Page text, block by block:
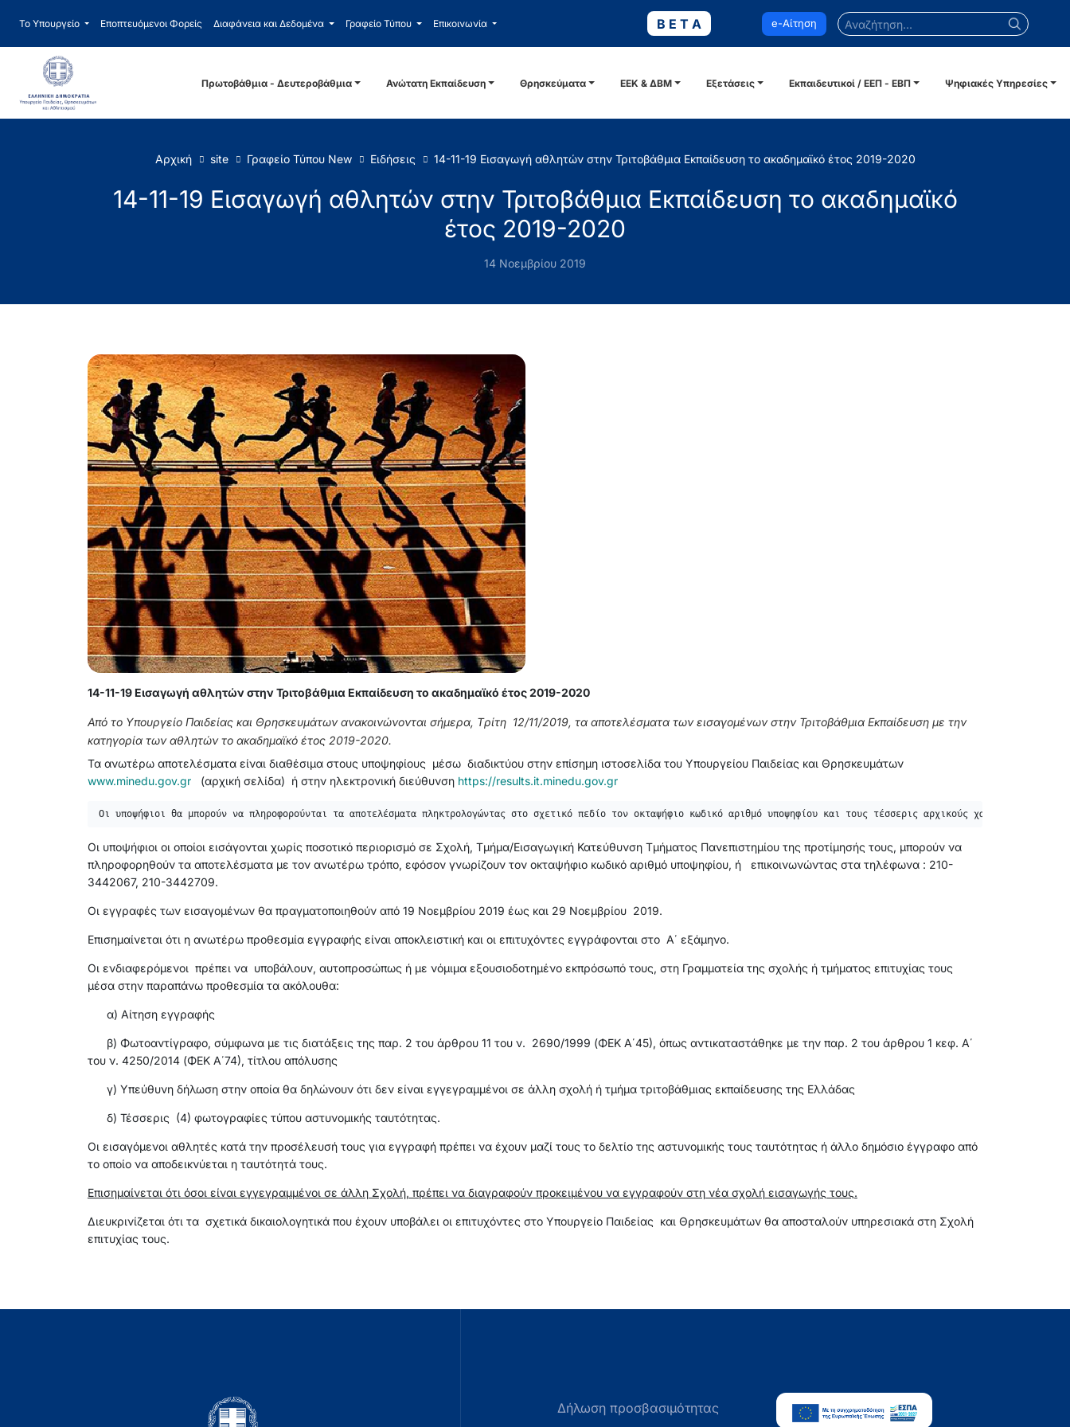
Το Υπουργείο Εποπτευόμενοι Φορείς Διαφάνεια και Δεδομένα Γραφείο Τύπου Επικοινωνία B E T A e-Αίτηση Αναζήτηση...
Πρωτοβάθμια - Δευτεροβάθμια Ανώτατη Εκπαίδευση Θρησκεύματα ΕΕΚ & ΔΒΜ Εξετάσεις Εκπαιδευτικοί / ΕΕΠ - ΕΒΠ Ψηφιακές Υπηρεσίες
Αρχική site Γραφείο Τύπου New Ειδήσεις 14-11-19 Εισαγωγή αθλητών στην Τριτοβάθμια Εκπαίδευση το ακαδημαϊκό έτος 2019-2020
14-11-19 Εισαγωγή αθλητών στην Τριτοβάθμια Εκπαίδευση το ακαδημαϊκό
έτος 2019-2020
14 Νοεμβρίου 2019
14-11-19 Εισαγωγή αθλητών στην Τριτοβάθμια Εκπαίδευση το ακαδημαϊκό έτος 2019-2020
Από το Υπουργείο Παιδείας και Θρησκευμάτων ανακοινώνονται σήμερα, Tρίτη 12/11/2019, τα αποτελέσματα των εισαγομένων στην Τριτοβάθμια Εκπαίδευση με την
κατηγορία των αθλητών το ακαδημαϊκό έτος 2019-2020.
Τα ανωτέρω αποτελέσματα είναι διαθέσιμα στους υποψηφίους μέσω διαδικτύου στην επίσημη ιστοσελίδα του Υπουργείου Παιδείας και Θρησκευμάτων
www.minedu.gov.gr
(αρχική σελίδα) ή στην ηλεκτρονική διεύθυνση https://results.it.minedu.gov.gr
Οι υποψήφιοι θα μπορούν να πληροφορούνται τα αποτελέσματα πληκτρολογώντας στο σχετικό πεδίο τον οκταψήφιο κωδικό αριθμό υποψηφίου και τους τέσσερις αρχικούς χαρακτήρες των
Οι υποψήφιοι οι οποίοι εισάγονται χωρίς ποσοτικό περιορισμό σε Σχολή, Τμήμα/Εισαγωγική Κατεύθυνση Τμήματος Πανεπιστημίου της προτίμησής τους, μπορούν να
πληροφορηθούν τα αποτελέσματα με τον ανωτέρω τρόπο, εφόσον γνωρίζουν τον οκταψήφιο κωδικό αριθμό υποψηφίου, ή επικοινωνώντας στα τηλέφωνα : 210-
3442067, 210-3442709.
Οι εγγραφές των εισαγομένων θα πραγματοποιηθούν από 19 Νοεμβρίου 2019 έως και 29 Νοεμβρίου 2019.
Επισημαίνεται ότι η ανωτέρω προθεσμία εγγραφής είναι αποκλειστική και οι επιτυχόντες εγγράφονται στο Α΄ εξάμηνο.
Οι ενδιαφερόμενοι πρέπει να υποβάλουν, αυτοπροσώπως ή με νόμιμα εξουσιοδοτημένο εκπρόσωπό τους, στη Γραμματεία της σχολής ή τμήματος επιτυχίας τους
μέσα στην παραπάνω προθεσμία τα ακόλουθα:
α) Αίτηση εγγραφής
β) Φωτοαντίγραφο, σύμφωνα με τις διατάξεις της παρ. 2 του άρθρου 11 του ν. 2690/1999 (ΦΕΚ Α΄45), όπως αντικαταστάθηκε με την παρ. 2 του άρθρου 1 κεφ. Α΄
του ν. 4250/2014 (ΦΕΚ Α΄74), τίτλου απόλυσης
γ) Υπεύθυνη δήλωση στην οποία θα δηλώνουν ότι δεν είναι εγγεγραμμένοι σε άλλη σχολή ή τμήμα τριτοβάθμιας εκπαίδευσης της Ελλάδας
δ) Τέσσερις (4) φωτογραφίες τύπου αστυνομικής ταυτότητας.
Οι εισαγόμενοι αθλητές κατά την προσέλευσή τους για εγγραφή πρέπει να έχουν μαζί τους το δελτίο της αστυνομικής τους ταυτότητας ή άλλο δημόσιο έγγραφο από
το οποίο να αποδεικνύεται η ταυτότητά τους.
Επισημαίνεται ότι όσοι είναι εγγεγραμμένοι σε άλλη Σχολή, πρέπει να διαγραφούν προκειμένου να εγγραφούν στη νέα σχολή εισαγωγής τους.
Διευκρινίζεται ότι τα σχετικά δικαιολογητικά που έχουν υποβάλει οι επιτυχόντες στο Υπουργείο Παιδείας και Θρησκευμάτων θα αποσταλούν υπηρεσιακά στη Σχολή
επιτυχίας τους.
Δήλωση προσβασιμότητας